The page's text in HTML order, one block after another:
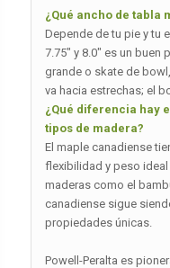
¿Qué ancho de tabla
Depende de tu pie y tu
7.75″ y 8.0″ es un
grande o skate de
va hacia estrechas; el
¿Qué diferencia hay
tipos de madera?
El maple canadiense
flexibilidad y peso
maderas como el
canadiense sigue
propiedades únicas.
Powell-Peralta es